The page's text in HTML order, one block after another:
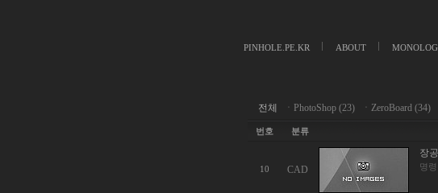
PINHOLE.PE.KR ABOUT MONOLOG
전체 ㆍ PhotoShop (23) ㆍ ZeroBoard (34)
번호 분류
10 CAD
장
명